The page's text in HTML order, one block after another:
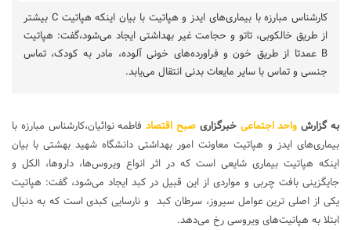
کارشناس مبارزه با بیماری‌های ایدز و هپاتیت با بیان اینکه هپاتیت C بیشتر
از طریق خالکوبی، تاتو و حجامت غیر بهداشتی ایجاد می‌شود،گفت: هپاتیت
B عمدتا از طریق خون و فراورده‌های خونی آلوده، مادر به کودک، تماس
جنسی و تماس با سایر مایعات بدنی انتقال می‌یابد.
به گزارش واحد اجتماعی خبرگزاری صبح اقتصاد فاطمه نوائیان،کارشناس مبارزه با
بیماری‌های ایدز و هپاتیت معاونت امور بهداشتی دانشگاه شهید بهشتی با بیان
اینکه هپاتیت بیماری شایعی است که در اثر انواع ویروس‌ها، داروها، الکل و
جایگزینی بافت چربی و مواردی از این قبیل در کبد ایجاد می‌شود، گفت: هپاتیت
یکی از اصلی ترین عوامل سیروز، سرطان کبد و نارسایی کبدی است که به دنبال
ابتلا به هپاتیت‌های ویروسی رخ می‌دهد.